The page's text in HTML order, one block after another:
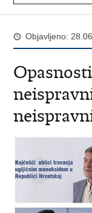
Objavljeno: